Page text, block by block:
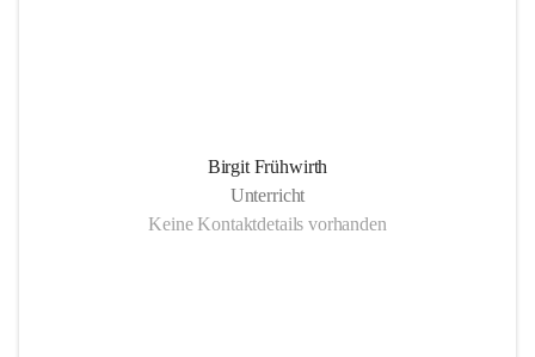
Birgit Frühwirth
Unterricht
Keine Kontaktdetails vorhanden